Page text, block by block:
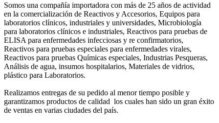
Somos una compañía importadora con más de 25 años de actividad
en la comercialización de Reactivos y Accesorios, Equipos para
laboratorios clínicos, industriales y universidades, Microbiología
para laboratorios clínicos e industriales, Reactivos para pruebas de
ELISA para enfermedades infecciosas y re confirmatorios,
Reactivos para pruebas especiales para enfermedades virales,
Reactivos para pruebas Químicas especiales, Industrias Pesqueras,
Análisis de agua, insumos hospitalarios, Materiales de vidrios,
plástico para Laboratorios.
Realizamos entregas de su pedido al menor tiempo posible y
garantizamos productos de calidad los cuales han sido un gran éxito
de ventas en varias ciudades del país.